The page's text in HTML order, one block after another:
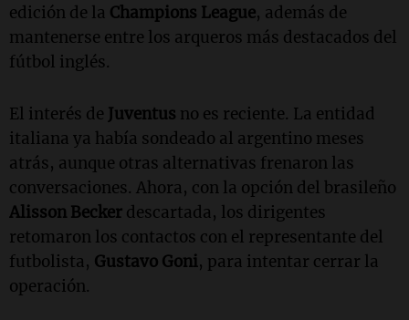
edición de la Champions League, además de
mantenerse entre los arqueros más destacados del
fútbol inglés.
El interés de Juventus no es reciente. La entidad
italiana ya había sondeado al argentino meses
atrás, aunque otras alternativas frenaron las
conversaciones. Ahora, con la opción del brasileño
Alisson Becker descartada, los dirigentes
retomaron los contactos con el representante del
futbolista, Gustavo Goni, para intentar cerrar la
operación.